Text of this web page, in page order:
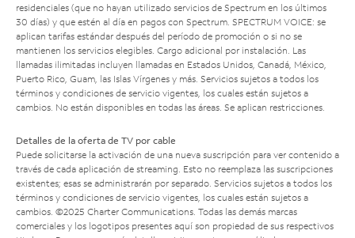
residenciales (que no hayan utilizado servicios de Spectrum en los últimos
30 días) y que estén al día en pagos con Spectrum. SPECTRUM VOICE: se
aplican tarifas estándar después del período de promoción o si no se
mantienen los servicios elegibles. Cargo adicional por instalación. Las
llamadas ilimitadas incluyen llamadas en Estados Unidos, Canadá, México,
Puerto Rico, Guam, las Islas Vírgenes y más. Servicios sujetos a todos los
términos y condiciones de servicio vigentes, los cuales están sujetos a
cambios. No están disponibles en todas las áreas. Se aplican restricciones.
Detalles de la oferta de TV por cable
Puede solicitarse la activación de una nueva suscripción para ver contenido a
través de cada aplicación de streaming. Esto no reemplaza las suscripciones
existentes; esas se administrarán por separado. Servicios sujetos a todos los
términos y condiciones de servicio vigentes, los cuales están sujetos a
cambios. ©2025 Charter Communications. Todas las demás marcas
comerciales y los logotipos presentes aquí son propiedad de sus respectivos